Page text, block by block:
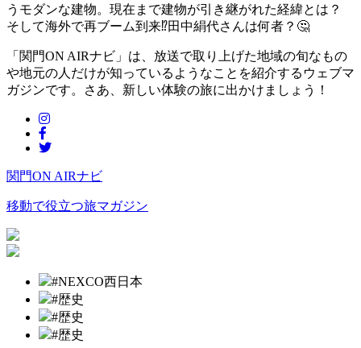
うモダンな建物。現在まで建物が引き継がれた経緯とは？
そして海外で再ブーム到来⁉田中絹代さんは何者？ 🤔
「関門ON AIRナビ」は、放送で取り上げた地域の旬なもの
や地元の人だけが知っているようなことを紹介するウェブマ
ガジンです。さあ、新しい体験の旅に出かけましょう！
関門ON AIRナビ
移動で役立つ旅マガジン
#NEXCO西日本
#歴史
#歴史
#歴史